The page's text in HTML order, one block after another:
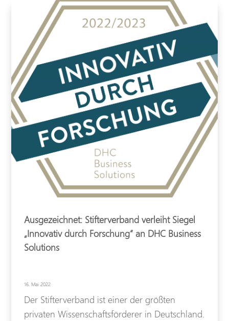
Ausgezeichnet: Stifterverband verleiht Siegel
„Innovativ durch Forschung“ an DHC Business
Solutions
16. Mai 2022
Der Stifterverband ist einer der größten
privaten Wissenschaftsförderer in Deutschland.